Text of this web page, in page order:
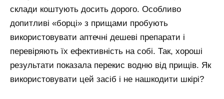
склади коштують досить дорого. Особливо
допитливі «борці» з прищами пробують
використовувати аптечні дешеві препарати і
перевіряють їх ефективність на собі. Так, хороші
результати показала перекис водню від прищів. Як
використовувати цей засіб і не нашкодити шкірі?